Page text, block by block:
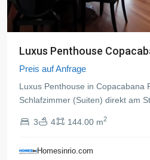
Luxus Penthouse
Preis auf Anfrage
Luxus Penthouse in Copacabana
Schlafzimmer (Suiten) direkt am
3 4 144.00 m2
Homesinrio.com
Copacabana ,
de